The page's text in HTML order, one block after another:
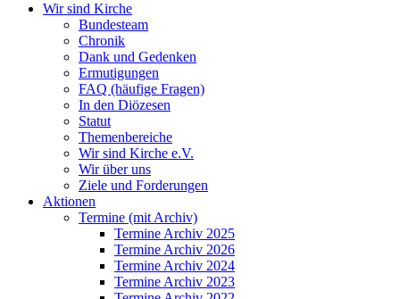
Wir sind Kirche
Bundesteam
Chronik
Dank und Gedenken
Ermutigungen
FAQ (häufige Fragen)
In den Diözesen
Statut
Themenbereiche
Wir sind Kirche e.V.
Wir über uns
Ziele und Forderungen
Aktionen
Termine (mit Archiv)
Termine Archiv 2025
Termine Archiv 2026
Termine Archiv 2024
Termine Archiv 2023